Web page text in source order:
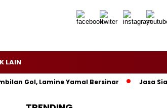
LAIN
Lamine Yamal Bersinar Jasa Siaran